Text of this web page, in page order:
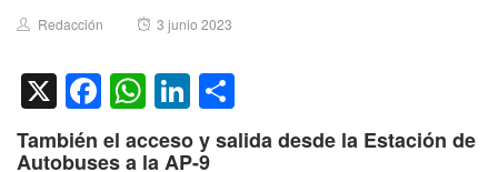
Author
Redacción
Posted
3 junio 2023
X Facebook
WhatsApp
LinkedIn
También el acceso y salida desde la Estación de
Autobuses a la AP-9